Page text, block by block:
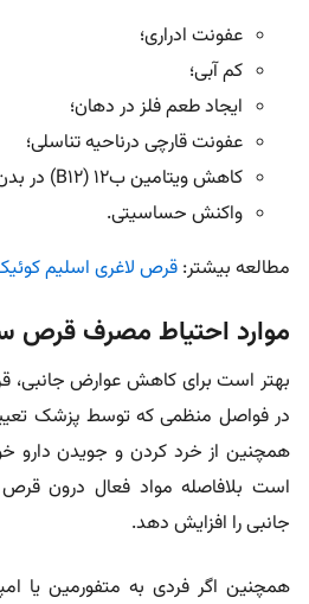
عفونت ادراری؛
کم آبی؛
ایجاد طعم فلز در دهان؛
عفونت قارچی درناحیه تناسلی؛
کاهش ویتامین ب۱۲ (B۱۲) در بدن؛
واکنش حساسیتی.
مطالعه بیشتر: قرص لاغری اسلیم
موارد احتیاط مصرف قرص
بهتر است برای کاهش عوارض جانبی،
در فواصل منظمی که توسط پزشک
همچنین از خرد کردن و جویدن دارو
است بلافاصله مواد فعال درون
جانبی را افزایش دهد.
همچنین اگر فردی به متفورمین یا